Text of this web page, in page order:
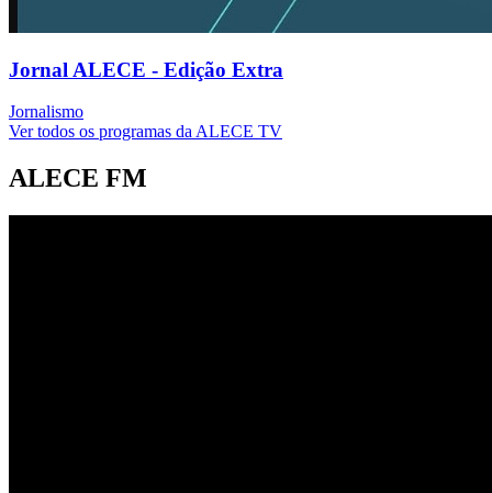
Jornal ALECE - Edição Extra
Jornalismo
Ver todos os programas da ALECE TV
ALECE FM